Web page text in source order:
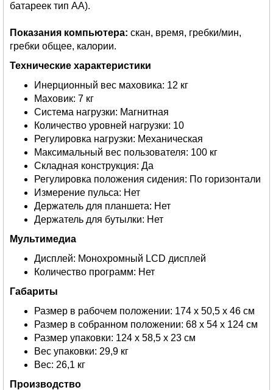
батареек тип АА).
Показания компьютера: скан, время, гребки/мин,
гребки общее, калории.
Технические характеристики
Инерционный вес маховика: 12 кг
Маховик: 7 кг
Система нагрузки: Магнитная
Количество уровней нагрузки: 10
Регулировка нагрузки: Механическая
Максимальный вес пользователя: 100 кг
Складная конструкция: Да
Регулировка положения сидения: По горизонтали
Измерение пульса: Нет
Держатель для планшета: Нет
Держатель для бутылки: Нет
Мультимедиа
Дисплей: Монохромный LCD дисплей
Количество программ: Нет
Габариты
Размер в рабочем положении: 174 х 50,5 х 46 см
Размер в собранном положении: 68 х 54 х 124 см
Размер упаковки: 124 х 58,5 х 23 см
Вес упаковки: 29,9 кг
Вес: 26,1 кг
Производство